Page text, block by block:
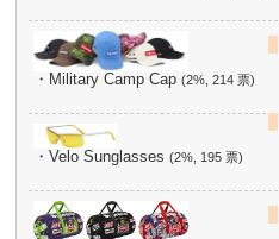
・Military Camp Cap(2%, 214 票)
・Velo Sunglasses(2%, 195 票)